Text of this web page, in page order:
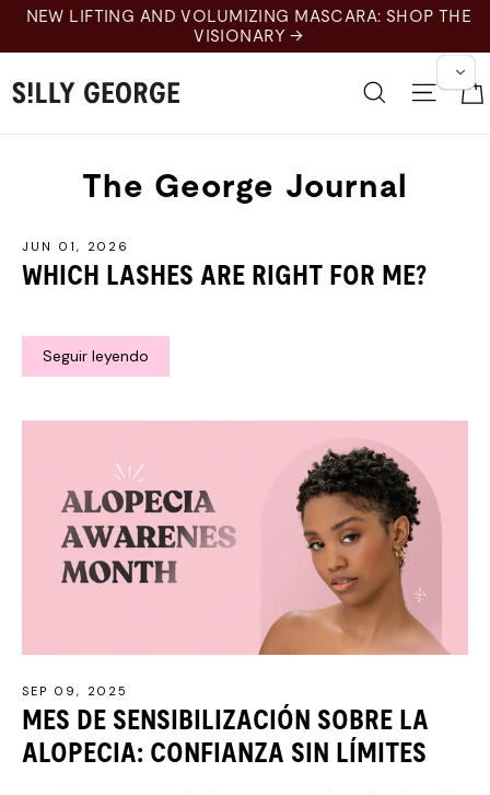
contenido
NEW LIFTING AND VOLUMIZING MASCARA: SHOP THE
VISIONARY →
Buscar en
The George Journal
JUN 01, 2026
WHICH LASHES ARE RIGHT FOR ME?
Seguir leyendo
SEP 09, 2025
MES DE SENSIBILIZACIÓN SOBRE LA
ALOPECIA: CONFIANZA SIN LÍMITES